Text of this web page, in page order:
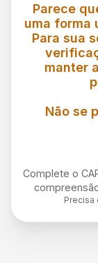
Parece
uma forma
Para sua
manter
Não se
Complete o
Precisa